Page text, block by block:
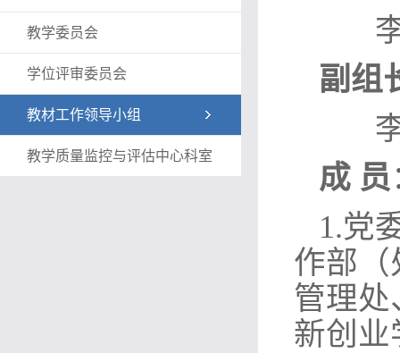
教学委员会
学位评审委员会
教材工作领导小组
教学质量监控与评估中心科室
李
副组
李
成 员
1.党
作部（
管理处
新创业